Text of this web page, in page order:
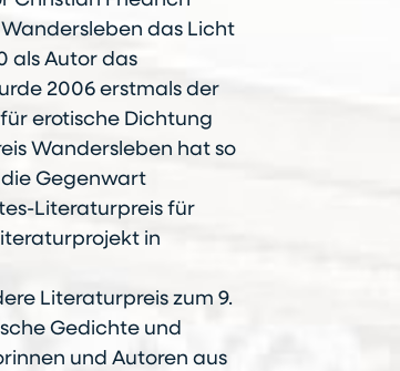
das Licht
als Autor das
2006 erstmals der
erotische Dichtung
Wandersleben hat so
Gegenwart
Literaturpreis für
in
Literaturpreis zum 9.
Gedichte und
und Autoren aus